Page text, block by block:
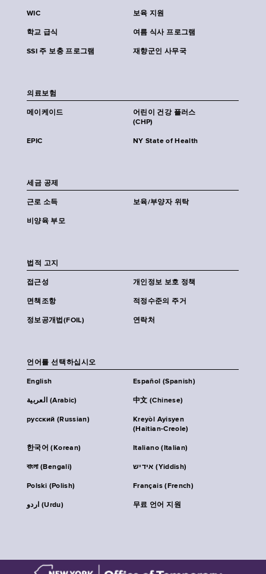
WIC 보육 지원
학교 급식 여름 식사 프로그램
SSI 주 보충 프로그램 재향군인 사무국
의료보험
메이케이드
어린이 건강 플러스
(CHP)
EPIC NY State of Health
세금 공제
근로 소득 보육/부양자 위탁
비양육 부모
법적 고지
접근성 개인정보 보호 정책
면책조항 적정수준의 주거
정보공개법(FOIL) 연락처
언어를 선택하십시오
English Español (Spanish)
العربية (Arabic) 中文 (Chinese)
русский (Russian)
Kreyòl Ayisyen
(Haitian-Creole)
한국어 (Korean) Italiano (Italian)
বাংলা (Bengali) אידיש (Yiddish)
Polski (Polish) Français (French)
اردو (Urdu) 무료 언어 지원